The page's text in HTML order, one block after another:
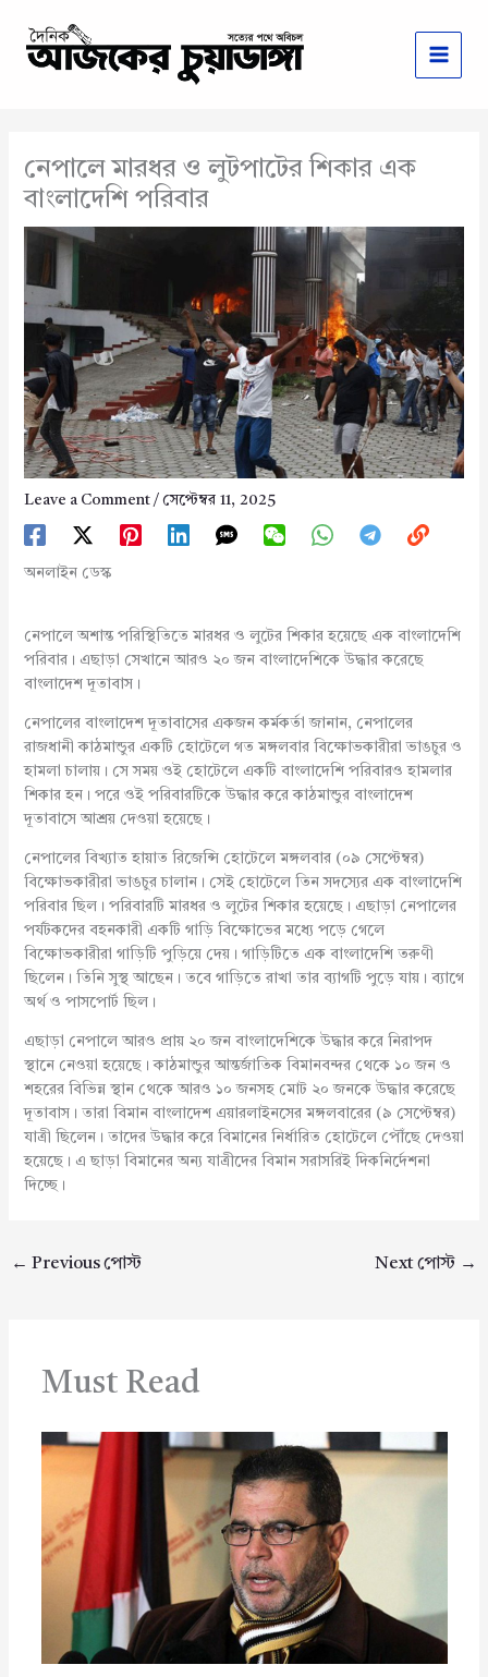
content
নেপালে মারধর ও লুটপাটের শিকার এক
বাংলাদেশি পরিবার
Leave a Comment / সেপ্টেম্বর 11, 2025
অনলাইন ডেস্ক
নেপালে অশান্ত পরিস্থিতিতে মারধর ও লুটের শিকার হয়েছে এক বাংলাদেশি
পরিবার। এছাড়া সেখানে আরও ২০ জন বাংলাদেশিকে উদ্ধার করেছে
বাংলাদেশ দূতাবাস।
নেপালের বাংলাদেশ দূতাবাসের একজন কর্মকর্তা জানান, নেপালের
রাজধানী কাঠমান্ডুর একটি হোটেলে গত মঙ্গলবার বিক্ষোভকারীরা ভাঙচুর ও
হামলা চালায়। সে সময় ওই হোটেলে একটি বাংলাদেশি পরিবারও হামলার
শিকার হন। পরে ওই পরিবারটিকে উদ্ধার করে কাঠমান্ডুর বাংলাদেশ
দূতাবাসে আশ্রয় দেওয়া হয়েছে।
নেপালের বিখ্যাত হায়াত রিজেন্সি হোটেলে মঙ্গলবার (০৯ সেপ্টেম্বর)
বিক্ষোভকারীরা ভাঙচুর চালান। সেই হোটেলে তিন সদস্যের এক বাংলাদেশি
পরিবার ছিল। পরিবারটি মারধর ও লুটের শিকার হয়েছে। এছাড়া নেপালের
পর্যটকদের বহনকারী একটি গাড়ি বিক্ষোভের মধ্যে পড়ে গেলে
বিক্ষোভকারীরা গাড়িটি পুড়িয়ে দেয়। গাড়িটিতে এক বাংলাদেশি তরুণী
ছিলেন। তিনি সুস্থ আছেন। তবে গাড়িতে রাখা তার ব্যাগটি পুড়ে যায়। ব্যাগে
অর্থ ও পাসপোর্ট ছিল।
এছাড়া নেপালে আরও প্রায় ২০ জন বাংলাদেশিকে উদ্ধার করে নিরাপদ
স্থানে নেওয়া হয়েছে। কাঠমান্ডুর আন্তর্জাতিক বিমানবন্দর থেকে ১০ জন ও
শহরের বিভিন্ন স্থান থেকে আরও ১০ জনসহ মোট ২০ জনকে উদ্ধার করেছে
দূতাবাস। তারা বিমান বাংলাদেশ এয়ারলাইনসের মঙ্গলবারের (৯ সেপ্টেম্বর)
যাত্রী ছিলেন। তাদের উদ্ধার করে বিমানের নির্ধারিত হোটেলে পৌঁছে দেওয়া
হয়েছে। এ ছাড়া বিমানের অন্য যাত্রীদের বিমান সরাসরিই দিকনির্দেশনা
দিচ্ছে।
← Previous পোস্ট Next পোস্ট →
Must Read